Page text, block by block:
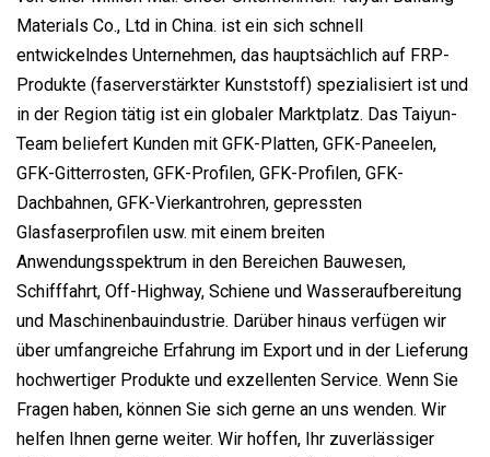
Materials Co., Ltd in China. ist ein sich schnell
entwickelndes Unternehmen, das hauptsächlich auf FRP-
Produkte (faserverstärkter Kunststoff) spezialisiert ist und
in der Region tätig ist ein globaler Marktplatz. Das Taiyun-
Team beliefert Kunden mit GFK-Platten, GFK-Paneelen,
GFK-Gitterrosten, GFK-Profilen, GFK-Profilen, GFK-
Dachbahnen, GFK-Vierkantrohren, gepressten
Glasfaserprofilen usw. mit einem breiten
Anwendungsspektrum in den Bereichen Bauwesen,
Schifffahrt, Off-Highway, Schiene und Wasseraufbereitung
und Maschinenbauindustrie. Darüber hinaus verfügen wir
über umfangreiche Erfahrung im Export und in der Lieferung
hochwertiger Produkte und exzellenten Service. Wenn Sie
Fragen haben, können Sie sich gerne an uns wenden. Wir
helfen Ihnen gerne weiter. Wir hoffen, Ihr zuverlässiger